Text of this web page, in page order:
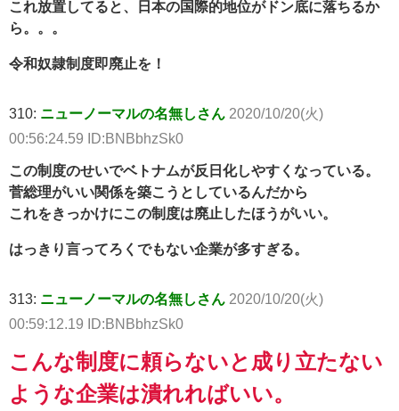
これ放置してると、日本の国際的地位がドン底に落ちるか
ら。。。
令和奴隷制度即廃止を！
310: ニューノーマルの名無しさん 2020/10/20(火)
00:56:24.59 ID:BNBbhzSk0
この制度のせいでベトナムが反日化しやすくなっている。
菅総理がいい関係を築こうとしているんだから
これをきっかけにこの制度は廃止したほうがいい。
はっきり言ってろくでもない企業が多すぎる。
313: ニューノーマルの名無しさん 2020/10/20(火)
00:59:12.19 ID:BNBbhzSk0
こんな制度に頼らないと成り立たない
ような企業は潰れればいい。